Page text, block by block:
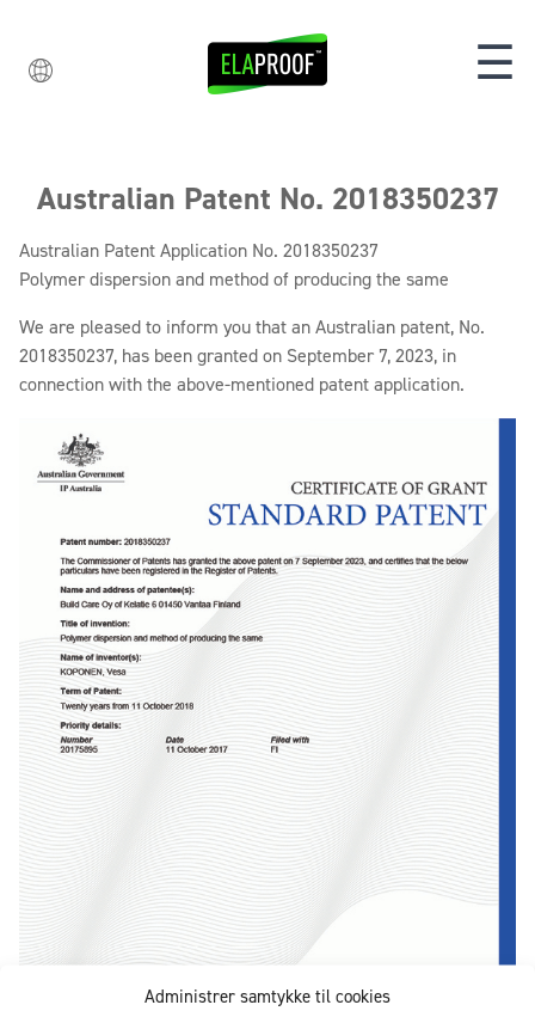
Administrer samtykke til cookies
☰
Australian Patent No. 2018350237
Australian Patent Application No. 2018350237
Polymer dispersion and method of producing the same
We are pleased to inform you that an Australian patent, No.
2018350237, has been granted on September 7, 2023, in
connection with the above-mentioned patent application.